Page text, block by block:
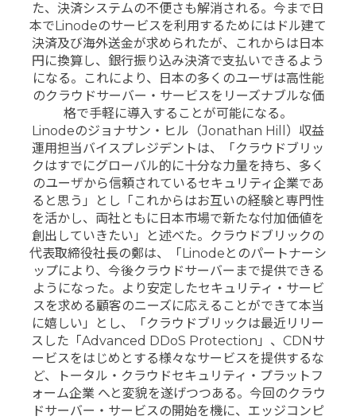
た、決済システムの不便さも解消される。今まで日
本でLinodeのサービスを利用するためにはドル建て
決済及び海外送金が求められたが、これからは日本
円に換算し、銀行振り込み決済で支払いできるよう
になる。これにより、日本の多くのユーザは高性能
のクラウドサーバー・サービスをリーズナブルな価
格で手軽に導入することが可能になる。
Linodeのジョナサン・ヒル（Jonathan Hill）収益
運用担当バイスプレジデントは、「クラウドブリッ
クはすでにグローバル的に十分な力量を持ち、多く
のユーザから信頼されているセキュリティ企業であ
ると思う」とし「これからはお互いの経験と専門性
を活かし、両社ともに日本市場で新たな付加価値を
創出していきたい」と述べた。クラウドブリックの
代表取締役社長の鄭は、「Linodeとのパートナーシ
ップにより、今後クラウドサーバーまで提供できる
ようになった。より安定したセキュリティ・サービ
スを求める顧客のニーズに応えることができて本当
に嬉しい」とし、「クラウドブリックは最近リリー
スした「Advanced DDoS Protection」、CDNサ
ービスをはじめとする様々なサービスを提供するな
ど、トータル・クラウドセキュリティ・プラットフ
ォーム企業 へと変貌を遂げつつある。今回のクラウ
ドサーバー・サービスの開始を機に、エッジコンピ